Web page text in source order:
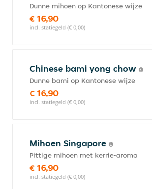
Dunne mihoen op Kantonese wijze
€ 16,90
incl. statiegeld (€ 0,00)
Chinese bami yong chow
Dunne bami op Kantonese wijze
€ 16,90
incl. statiegeld (€ 0,00)
Mihoen Singapore
Pittige mihoen met kerrie-aroma
€ 16,90
incl. statiegeld (€ 0,00)